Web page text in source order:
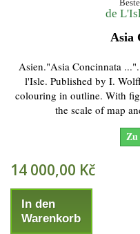
de
Asia
Asien."Asia Concinnata
l'Isle. Published by I.
colouring in outline. With
the scale of map
14 000,00 Kč
In den
Warenkorb